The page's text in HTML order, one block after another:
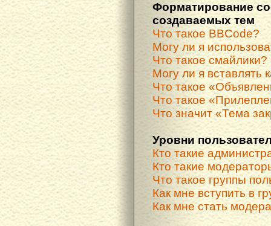
Форматирование
создаваемых тем
Что такое BBCode?
Могу ли я
Что такое смайлики?
Могу ли я вставлять
Что такое
Что такое
Что значит «Тема
Уровни
Кто такие
Кто такие
Что такое группы
Как мне вступить в
Как мне стать